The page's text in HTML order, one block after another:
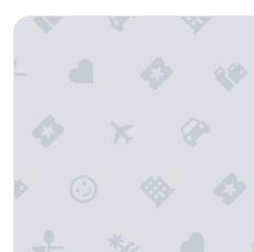
Hakuba Canadian Lodge